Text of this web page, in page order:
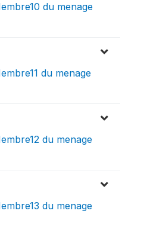
du menage
du menage
du menage
du menage